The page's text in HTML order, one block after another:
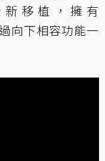
新移植，擁有
向下相容功能一